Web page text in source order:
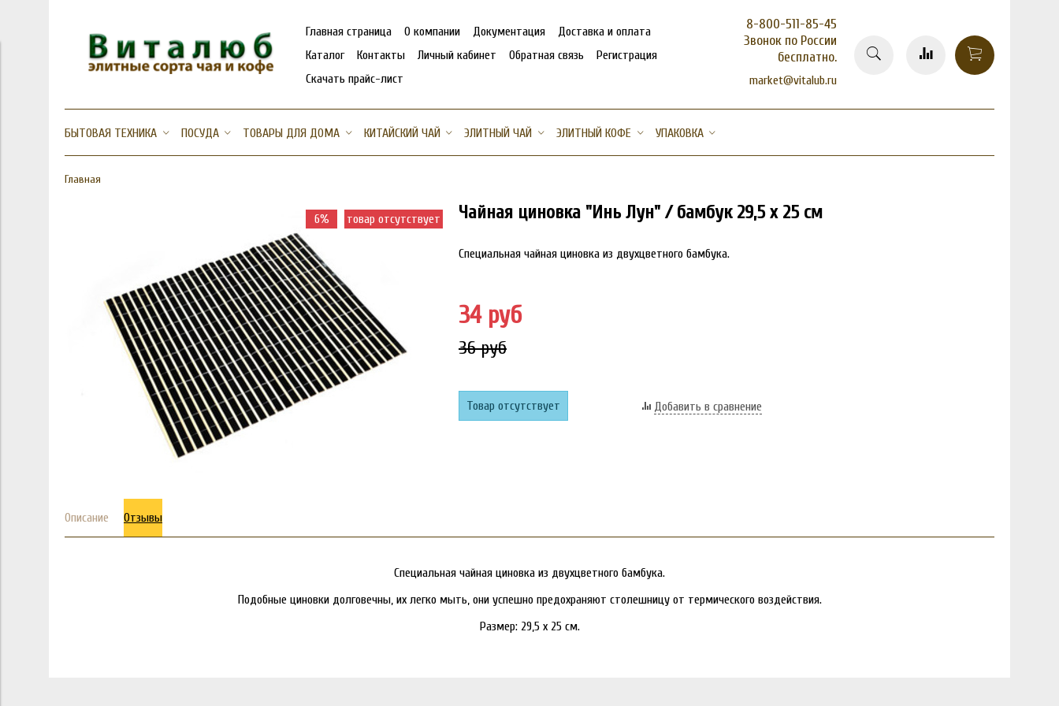
Главная страница О компании Документация
Доставка и оплата
Каталог
Контакты Личный кабинет Обратная связь
Регистрация
Скачать прайс-лист
8-800-511-85-45
Звонок по России
бесплатно.
market@vitalub.ru
БЫТОВАЯ ТЕХНИКА ПОСУДА ТОВАРЫ ДЛЯ ДОМА КИТАЙСКИЙ ЧАЙ ЭЛИТНЫЙ ЧАЙ ЭЛИТНЫЙ КОФЕ УПАКОВКА
Главная
6% товар отсутствует Чайная циновка "Инь Лун" / бамбук 29,5 х 25 см
Специальная чайная циновка из двухцветного бамбука.
34 руб
36 руб
Товар отсутствует Добавить в сравнение
Описание Отзывы
Специальная чайная циновка из двухцветного бамбука.
Подобные циновки долговечны, их легко мыть, они успешно предохраняют столешницу от термического воздействия.
Размер: 29,5 х 25 см.